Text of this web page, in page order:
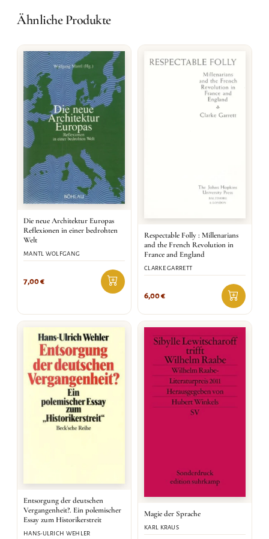
Ähnliche Produkte
Die neue Architektur Europas
Reflexionen in einer bedrohten
Welt
MANTL WOLFGANG
7,00€
Respectable Folly : Millenarians
and the French Revolution in
France and England
CLARKE GARRETT
6,00€
Entsorgung der deutschen
Vergangenheit?. Ein polemischer
Essay zum Historikerstreit
HANS-ULRICH WEHLER
Magie der Sprache
KARL KRAUS